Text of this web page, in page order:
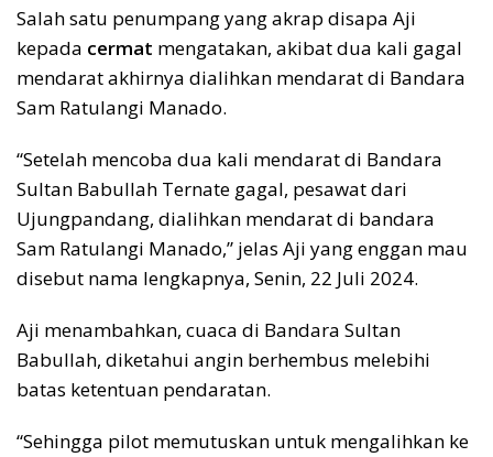
Salah satu penumpang yang akrap disapa Aji
kepada cermat mengatakan, akibat dua kali gagal
mendarat akhirnya dialihkan mendarat di Bandara
Sam Ratulangi Manado.
“Setelah mencoba dua kali mendarat di Bandara
Sultan Babullah Ternate gagal, pesawat dari
Ujungpandang, dialihkan mendarat di bandara
Sam Ratulangi Manado,” jelas Aji yang enggan mau
disebut nama lengkapnya, Senin, 22 Juli 2024.
Aji menambahkan, cuaca di Bandara Sultan
Babullah, diketahui angin berhembus melebihi
batas ketentuan pendaratan.
“Sehingga pilot memutuskan untuk mengalihkan ke